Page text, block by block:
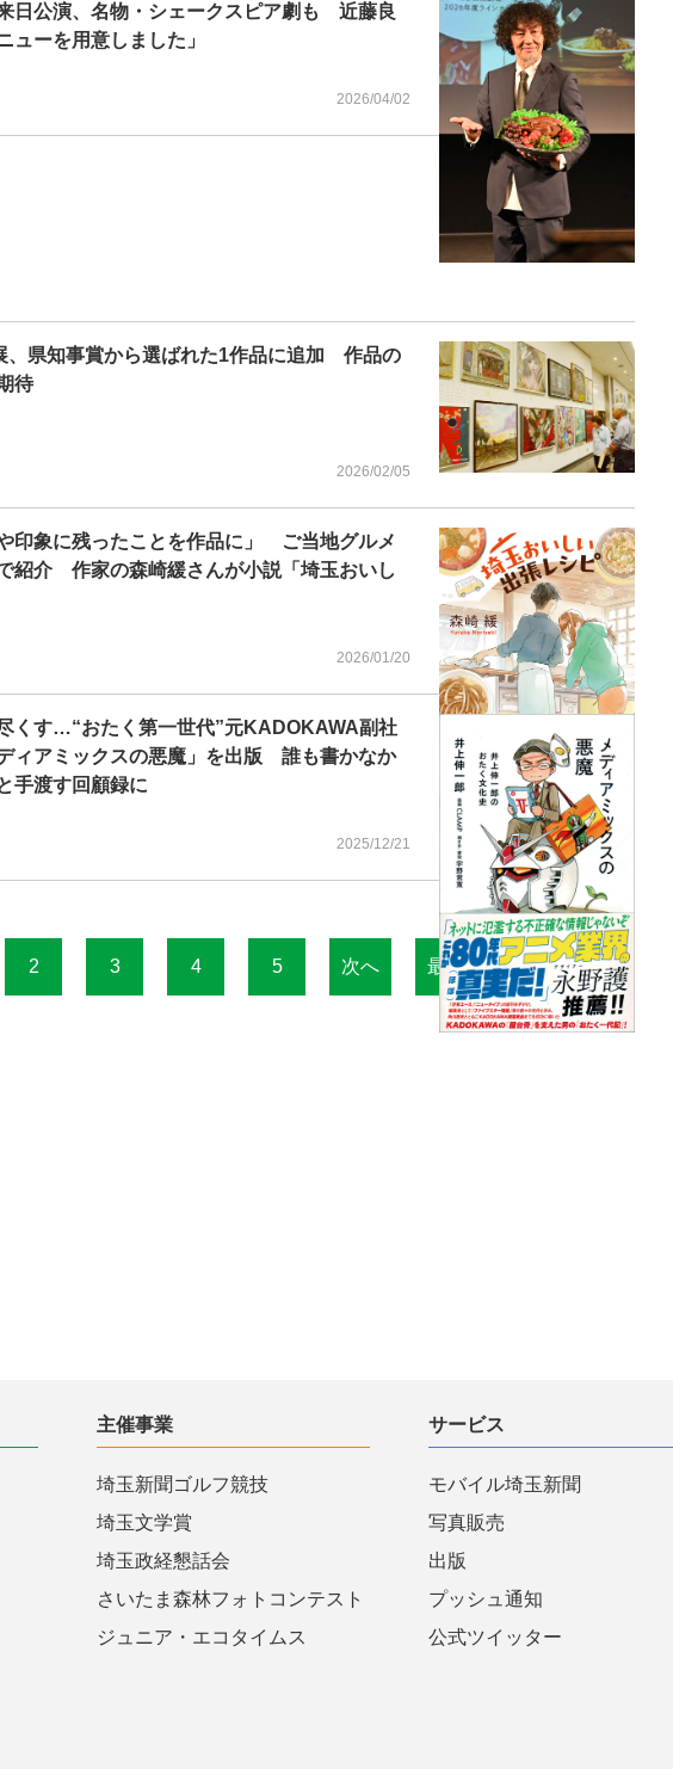
日公演、名物・シェークスピア劇も 近藤良
ューを用意しました」
2026/04/02
、県知事賞から選ばれた1作品に追加 作品の
待
2026/02/05
印象に残ったことを作品に」 ご当地グルメ
紹介 作家の森崎緩さんが小説「埼玉おいし
2026/01/20
くす…“おたく第一世代”元KADOKAWA副社
ィアミックスの悪魔」を出版 誰も書かなか
手渡す回顧録に
2025/12/21
2 3 4 5 次へ 最終
主催事業
埼玉新聞ゴルフ競技
埼玉文学賞
埼玉政経懇話会
さいたま森林フォトコンテスト
ジュニア・エコタイムス
サービス
モバイル埼玉新聞
写真販売
出版
プッシュ通知
公式ツイッター